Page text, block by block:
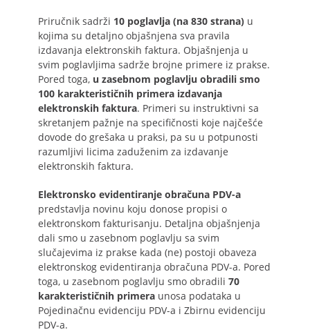
Priručnik sadrži 10 poglavlja (na 830 strana) u
kojima su detaljno objašnjena sva pravila
izdavanja elektronskih faktura. Objašnjenja u
svim poglavljima sadrže brojne primere iz prakse.
Pored toga, u zasebnom poglavlju obradili smo
100 karakterističnih primera izdavanja
elektronskih faktura. Primeri su instruktivni sa
skretanjem pažnje na specifičnosti koje najčešće
dovode do grešaka u praksi, pa su u potpunosti
razumljivi licima zaduženim za izdavanje
elektronskih faktura.
Elektronsko evidentiranje obračuna PDV-a
predstavlja novinu koju donose propisi o
elektronskom fakturisanju. Detaljna objašnjenja
dali smo u zasebnom poglavlju sa svim
slučajevima iz prakse kada (ne) postoji obaveza
elektronskog evidentiranja obračuna PDV-a. Pored
toga, u zasebnom poglavlju smo obradili 70
karakterističnih primera unosa podataka u
Pojedinačnu evidenciju PDV-a i Zbirnu evidenciju
PDV-a.